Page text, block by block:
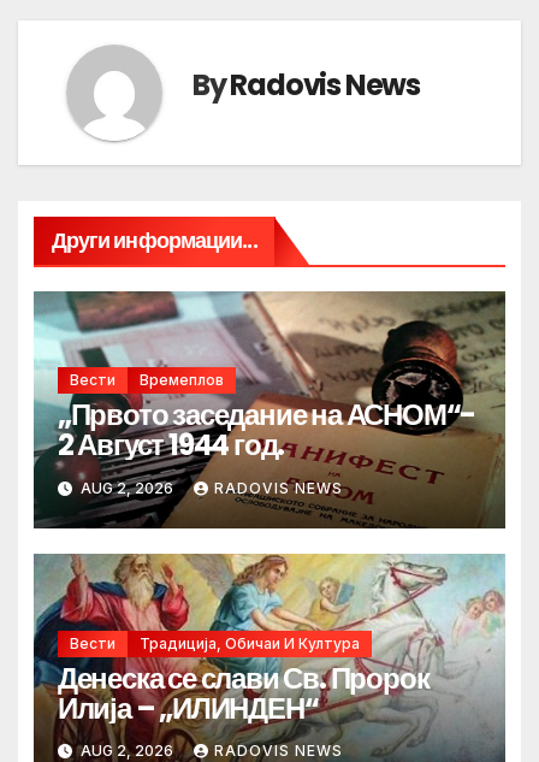
ByRadovis News
Други информации...
Вести Времеплов
„Првото заседание на АСНОМ“-
2 Август 1944 год.
AUG 2, 2026 RADOVIS NEWS
Вести Традиција, Обичаи И Култура
Денеска се слави Св. Пророк
Илија – „ИЛИНДЕН“
AUG 2, 2026 RADOVIS NEWS